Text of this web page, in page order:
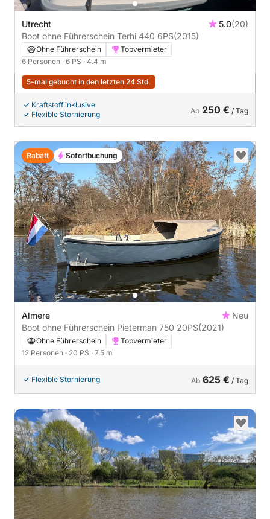
Utrecht 5.0(20)
Boot ohne Führerschein Terhi 440 6PS(2015)
Ohne Führerschein
Topvermieter
6 Personen · 6 PS · 4.4 m
5-mal gebucht in den letzten 24 Std.
Kraftstoff inklusive
Flexible Stornierung
Ab 250 € / Tag
Almere
Neu
Boot ohne Führerschein Pieterman 750 20PS(2021)
Ohne Führerschein
Topvermieter
12 Personen · 20 PS · 7.5 m
Flexible Stornierung Ab 625 € / Tag
Rabatt Sofortbuchung